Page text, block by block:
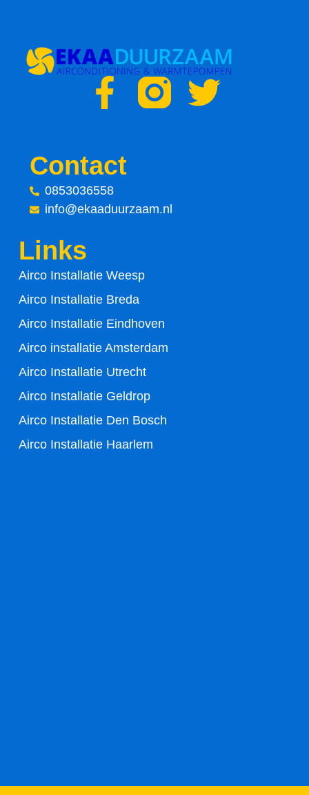
F
c
e
b
o
k
-
f
T
Contact
0853036558
info@ekaaduurzaam.nl
Links
Airco Installatie Weesp
Airco Installatie Breda
Airco Installatie Eindhoven
Airco installatie Amsterdam
Airco Installatie Utrecht
Airco Installatie Geldrop
Airco Installatie Den Bosch
Airco Installatie Haarlem